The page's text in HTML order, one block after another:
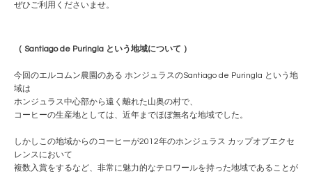
ぜひご利用くださいませ。
（ Santiago de Puringla という地域について ）
今回のエルコムン農園のある ホンジュラスのSantiago de Puringla という地
域は
ホンジュラス中心部から遠く離れた山奥の村で、
コーヒーの生産地としては、近年までほぼ無名な地域でした。
しかしこの地域からのコーヒーが2012年のホンジュラス カップオブエクセ
レンスにおいて
複数入賞をするなど、非常に魅力的なテロワールを持った地域であることが